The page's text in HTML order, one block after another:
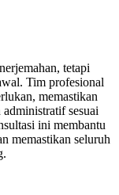
tetapi
Tim profesional
memastikan
sesuai
ini membantu
memastikan seluruh